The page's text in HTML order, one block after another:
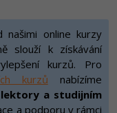
našimi online kurzy
slouží k získávání
kurzů. Pro
kurzů nabízíme
a studijním
a podporu v rámci